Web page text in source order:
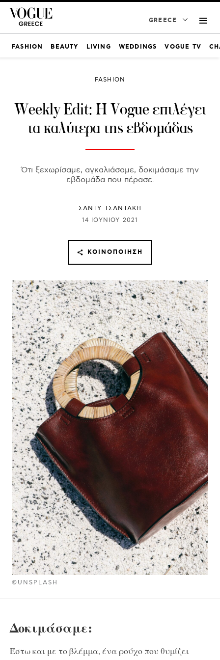
GREECE
FASHION BEAUTY LIVING WEDDINGS VOGUE TV
©UNSPLASH
FASHION
Weekly Edit: Η Vogue επιλέγει
τα καλύτερα της εβδομάδας
Ότι ξεχωρίσαμε, αγκαλιάσαμε, δοκιμάσαμε την
εβδομάδα που πέρασε.
ΣΑΝΤΥ ΤΣΑΝΤΑΚΗ
14 ΙΟΥΝΊΟΥ 2021
ΚΟΙΝΟΠΟΊΗΣΗ
Δοκιμάσαμε:
Έστω και με το βλέμμα, ένα ρούχο που θυμίζει